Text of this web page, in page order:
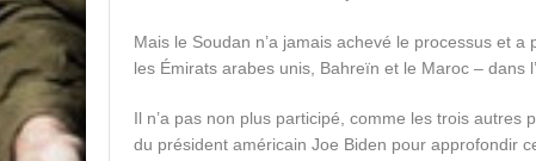
Mais le Soudan n’a jamais achevé le processus et
les Émirats arabes unis, Bahreïn et le Maroc – dans
Il n’a pas non plus participé, comme les trois autres
du président américain Joe Biden pour approfondir